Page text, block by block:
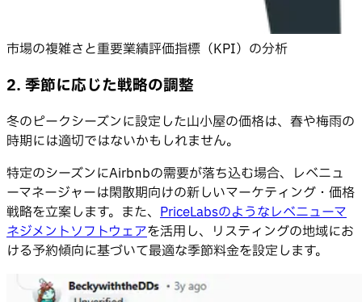
市場の複雑さと重要業績評価指標（KPI）の分析
2. 季節に応じた戦略の調整
冬のピークシーズンに設定した山小屋の価格は、春や梅雨の
時期には適切ではないかもしれません。
特定のシーズンにAirbnbの需要が落ち込む場合、レベニュ
ーマネージャーは閑散期向けの新しいマーケティング・価格
戦略を立案します。また、 PriceLabsのようなレベニューマ
ネジメントソフトウェアを活用し、リスティングの地域にお
ける予約傾向に基づいて最適な季節料金を設定します。